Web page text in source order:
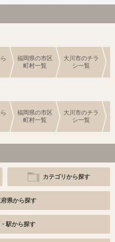
福岡県の市区
町村一覧
大川市のチラ
シ一覧
福岡県の市区
町村一覧
大川市のチラ
シ一覧
カテゴリから探す
県から探す
駅から探す